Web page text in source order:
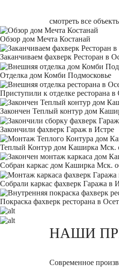
смотреть все
Обзор дом Мечта Костанай
Заканчиваем фахверк Ресторан в
Отделка дом Комби Подмосковье
Приступили к отделке ресторана в
Закончен Теплый контур дом
Закончили фахверк Гараж в Истре
Теплый Контур дом Каширка Мск.
Собран каркас дом Каширка Мск.
Собрали каркас фахверк Гаража в
Покраска фахверк ресторана в
НАШИ
Современное